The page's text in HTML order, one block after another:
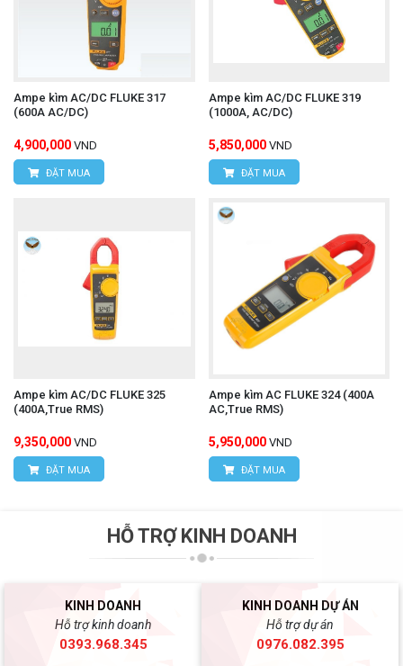
Ampe kìm AC/DC FLUKE 317
(600A AC/DC)
4,900,000 VND
ĐẶT MUA
Ampe kìm AC/DC FLUKE 319
(1000A, AC/DC)
5,850,000 VND
ĐẶT MUA
Ampe kìm AC/DC FLUKE 325
(400A,True RMS)
9,350,000 VND
ĐẶT MUA
Ampe kìm AC FLUKE 324 (400A
AC,True RMS)
5,950,000 VND
ĐẶT MUA
HỖ TRỢ KINH DOANH
KINH DOANH
Hỗ trợ kinh doanh
0393.968.345
KINH DOANH DỰ ÁN
Hỗ trợ dự án
0976.082.395